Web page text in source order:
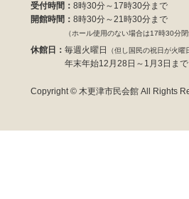
受付時間： 8時30分～17時30分まで
開館時間： 8時30分～21時30分まで
（ホール使用のない場合は17時30分閉
休館日： 毎週火曜日 （但し国民の祝日が火曜
年末年始12月28日～1月3日まで
Copyright © 木更津市民会館 All Rights